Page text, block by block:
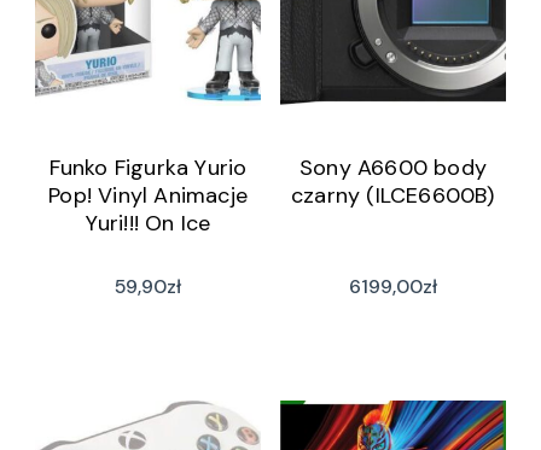
Funko Figurka Yurio
Pop! Vinyl Animacje
Yuri!!! On Ice
59,90zł
Sony A6600 body
czarny (ILCE6600B)
6199,00zł